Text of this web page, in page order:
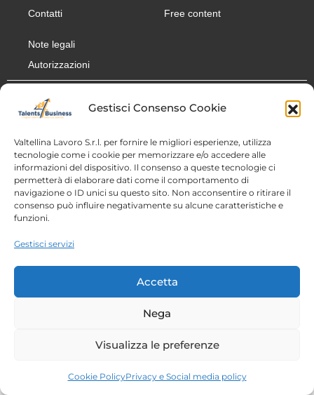
Gestisci Consenso Cookie
Valtellina Lavoro S.r.l. per fornire le migliori esperienze, utilizza
tecnologie come i cookie per memorizzare e/o accedere alle
informazioni del dispositivo. Il consenso a queste tecnologie ci
permetterà di elaborare dati come il comportamento di
navigazione o ID unici su questo sito. Non acconsentire o ritirare il
consenso può influire negativamente su alcune caratteristiche e
funzioni.
Gestisci servizi
Accetta
Nega
Visualizza le preferenze
Cookie PolicyPrivacy e Social media policy
Contatti
Free content
Note legali
Autorizzazioni
Copyright 2023 – Talents4Business divisione di
00788210144